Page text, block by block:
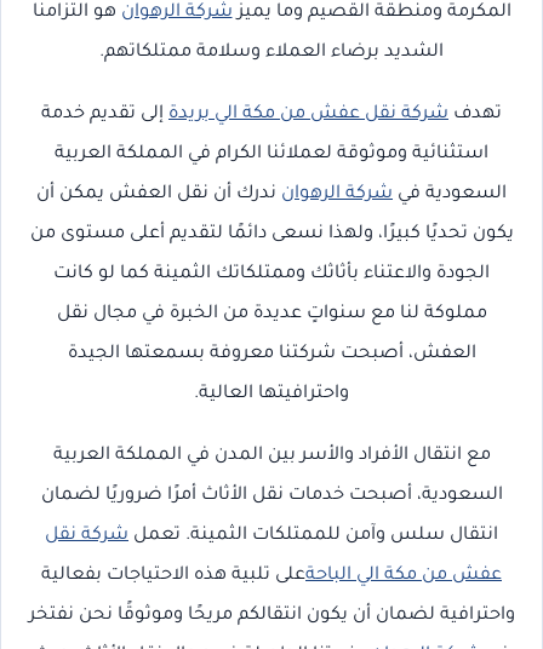
المكرمة ومنطقة القصيم وما يميزشركة الرهوان هو التزامنا
الشديد برضاء العملاء وسلامة ممتلكاتهم.
تهدف شركة نقل عفش من مكة الي بريدة إلى تقديم خدمة
استثنائية وموثوقة لعملائنا الكرام في المملكة العربية
السعودية في شركة الرهوان ندرك أن نقل العفش يمكن أن
يكون تحديًا كبيرًا، ولهذا نسعى دائمًا لتقديم أعلى مستوى من
الجودة والاعتناء بأثاثك وممتلكاتك الثمينة كما لو كانت
مملوكة لنا مع سنواتٍ عديدة من الخبرة في مجال نقل
العفش، أصبحت شركتنا معروفة بسمعتها الجيدة
واحترافيتها العالية.
مع انتقال الأفراد والأسر بين المدن في المملكة العربية
السعودية، أصبحت خدمات نقل الأثاث أمرًا ضروريًا لضمان
انتقال سلس وآمن للممتلكات الثمينة. تعمل شركة نقل
عفش من مكة الي الباحةعلى تلبية هذه الاحتياجات بفعالية
واحترافية لضمان أن يكون انتقالكم مريحًا وموثوقًا نحن نفتخر